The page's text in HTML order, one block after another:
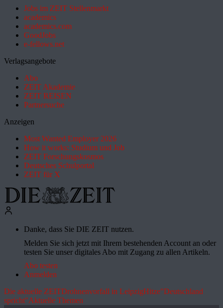
Jobs im ZEIT Stellenmarkt
academics
academics.com
GoodJobs
e-fellows.net
Verlagsangebote
Abo
ZEIT Akademie
ZEIT REISEN
Partnersuche
Anzeigen
Most Wanted Employer 2026
How it works: Studium und Job
ZEIT Forschungskosmos
Deutsches Schulportal
ZEIT für X
Danke, dass Sie DIE ZEIT nutzen.
Melden Sie sich jetzt mit Ihrem bestehenden Account an oder
testen Sie unser digitales Abo mit Zugang zu allen Artikeln.
Abo testen
Anmelden
Die aktuelle ZEITDrohnenvorfall in LeipzigHitze"Deutschland
spricht"Aktuelle Themen